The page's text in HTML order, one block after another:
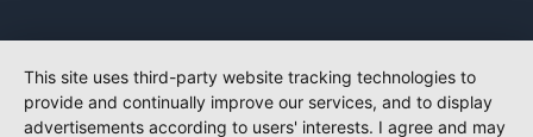
This site uses third-party website tracking technologies to
provide and continually improve our services, and to display
advertisements according to users' interests. I agree and may